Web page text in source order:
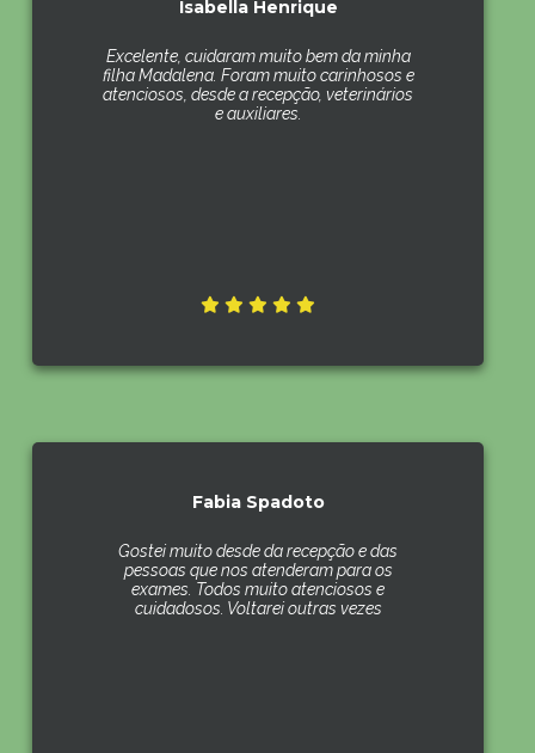
Isabella Henrique
Excelente, cuidaram muito bem da minha
filha Madalena. Foram muito carinhosos e
atenciosos, desde a recepção, veterinários
e auxiliares.
Fabia Spadoto
Gostei muito desde da recepção e das
pessoas que nos atenderam para os
exames. Todos muito atenciosos e
cuidadosos. Voltarei outras vezes